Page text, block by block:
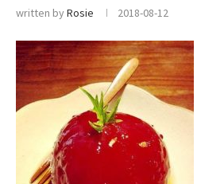
written byRosie 2018-08-12